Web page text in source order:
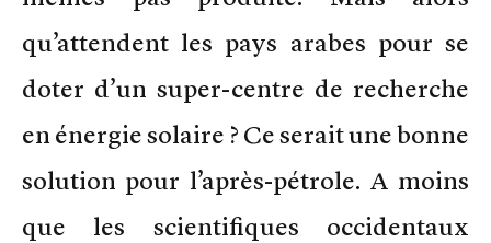
qu’attendent les pays arabes pour se
doter d’un super-centre de recherche
en énergie solaire ? Ce serait une bonne
solution pour l’après-pétrole. A moins
que les scientifiques occidentaux